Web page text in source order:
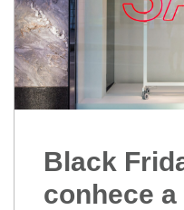
Black
conhece